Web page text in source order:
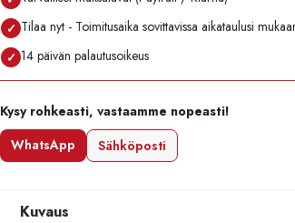
✓ Tilaa nyt - Toimitusaika sovittavissa aikataulusi
✓ 14 päivän palautusoikeus
Kysy rohkeasti, vastaamme nopeasti!
WhatsApp
Sähköposti
Kuvaus